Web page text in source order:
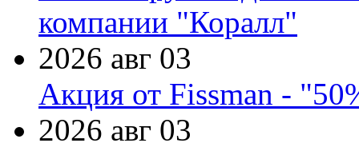
компании "Коралл"
2026 авг 03
Акция от Fissman -
2026 авг 03